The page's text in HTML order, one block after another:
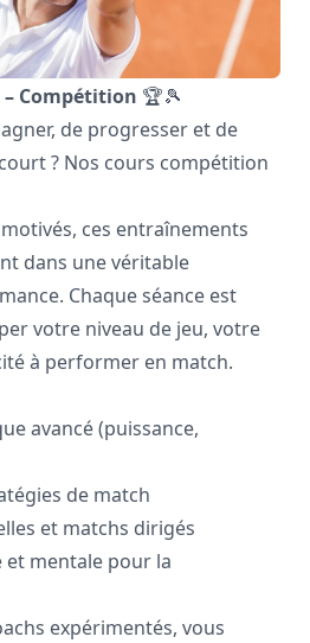
Compétition 🏆🎾
de progresser et de
? Nos cours compétition
ces entraînements
dans une véritable
Chaque séance est
votre niveau de jeu, votre
à performer en match.
avancé (puissance,
de match
et matchs dirigés
mentale pour la
expérimentés, vous